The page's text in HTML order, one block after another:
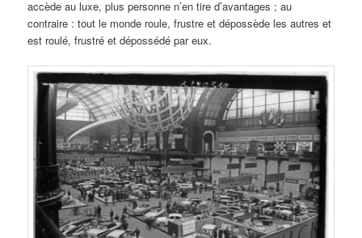
accède au luxe, plus personne n’en tire d’avantages ; au
contraire : tout le monde roule, frustre et dépossède les autres et
est roulé, frustré et dépossédé par eux.